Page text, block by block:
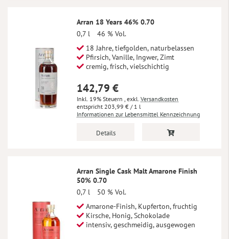
Arran 18 Years 46% 0.70
0,7 l
46 % Vol.
18 Jahre, tiefgolden, naturbelassen
Pfirsich, Vanille, Ingwer, Zimt
cremig, frisch, vielschichtig
142,79 €
Inkl. 19% Steuern , exkl. Versandkosten
203,99 € / 1 l
Informationen zur Lebensmittel Kennzeichnung
Details
Arran Single Cask Malt Amarone Finish
50% 0.70
0,7 l
50 % Vol.
Amarone-Finish, Kupferton, fruchtig
Kirsche, Honig, Schokolade
intensiv, geschmeidig, ausgewogen